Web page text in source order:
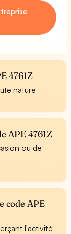
4761Z
nature
APE 4761Z
ou de
code APE
l'activité